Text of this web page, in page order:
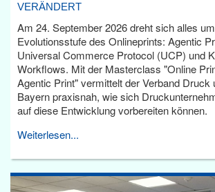
VERÄNDERT
Am 24. September 2026 dreht sich alles
Evolutionsstufe des Onlineprints: Agentic
Universal Commerce Protocol (UCP) und
Workflows. Mit der Masterclass "Online
Agentic Print" vermittelt der Verband Druck
Bayern praxisnah, wie sich
auf diese Entwicklung vorbereiten können.
Weiterlesen...